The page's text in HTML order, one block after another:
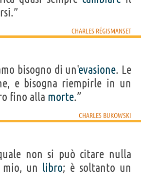
CHARLES RÉGISMANSET
bisogno di un'evasione. Le
e bisogna riempirle in un
fino alla morte.”
CHARLES BUKOWSKI
non si può citare nulla
un libro; è soltanto un